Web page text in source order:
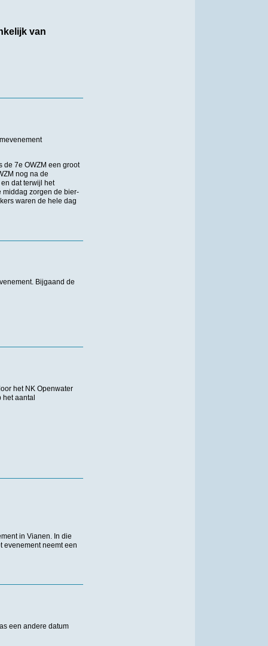
van
de 7e OWZM een groot
nog na de
dat terwijl het
middag zorgen de bier-
waren de hele dag
Bijgaand de
het NK Openwater
het aantal
in Vianen. In die
evenement neemt een
een andere datum